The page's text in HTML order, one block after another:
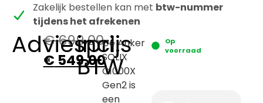
Zakelijk bestellen kan met btw-nummer
tijdens het afrekenen
Adviesprijs
€699,00
€ 549,00
incl.
BTW
De Anker
SOLIX
C1000X
Gen2 is
een
Op
voorraad